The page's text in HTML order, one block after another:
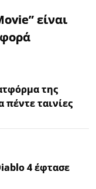
είναι
της
ταινίες
4 έφτασε